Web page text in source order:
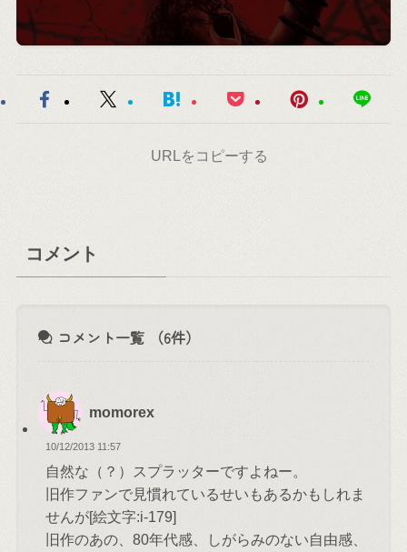
URLをコピーする
コメント
コメント一覧 （6件）
momorex
10/12/2013 11:57
自然な（？）スプラッターですよねー。
旧作ファンで見慣れているせいもあるかもしれま
せんが[絵文字:i-179]
旧作のあの、80年代感、しがらみのない自由感、